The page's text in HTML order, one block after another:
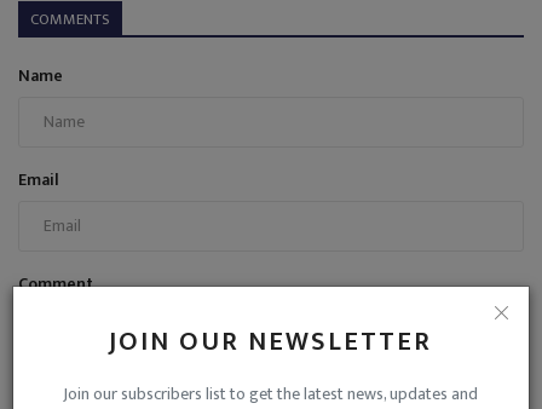
JOIN OUR NEWSLETTER
Join our subscribers list to get the latest news, updates and
COMMENTS
Name
Email
Comment